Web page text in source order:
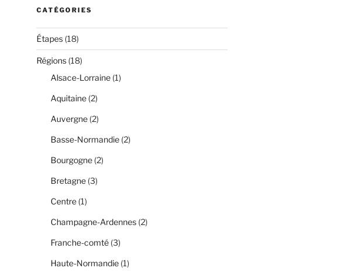
CATÉGORIES
Étapes(18)
Régions(18)
Alsace-Lorraine(1)
Aquitaine(2)
Auvergne(2)
Basse-Normandie(2)
Bourgogne(2)
Bretagne(3)
Centre(1)
Champagne-Ardennes(2)
Franche-comté(3)
Haute-Normandie(1)